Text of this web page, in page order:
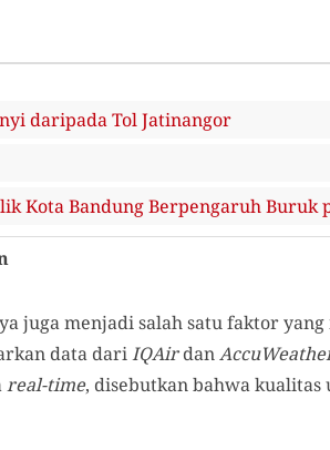
daripada Tol Jatinangor
Kota Bandung Berpengaruh Buruk
juga menjadi salah satu faktor
data dariIQAirdan
real-time, disebutkan bahwa